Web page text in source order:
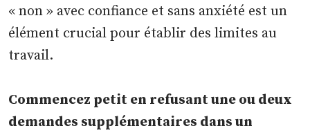
« non » avec confiance et sans anxiété est un
élément crucial pour établir des limites au
travail.
Commencez petit en refusant une ou deux
demandes supplémentaires dans un